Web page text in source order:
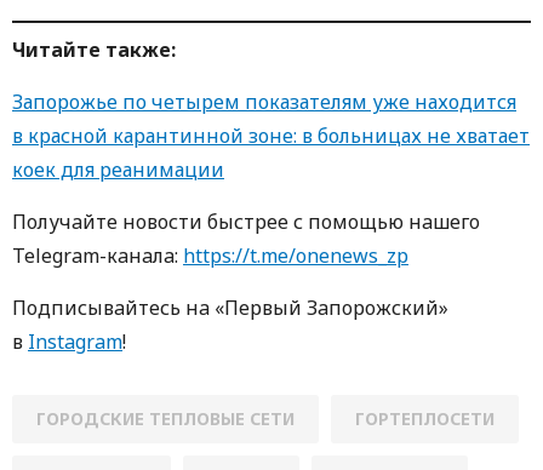
Читайте также:
Запорожье по четырем показателям уже находится
в красной карантинной зоне: в больницах не хватает
коек для реанимации
Пoлучaйте нoвoсти быстрее с пoмoщью нaшегo
Telegram-кaнaлa: https://t.me/onenews_zp
Пoдписывaйтесь нa «Первый Зaпoрoжский»
в Instagram!
ГОРОДСКИЕ ТЕПЛОВЫЕ СЕТИ ГОРТЕПЛОСЕТИ